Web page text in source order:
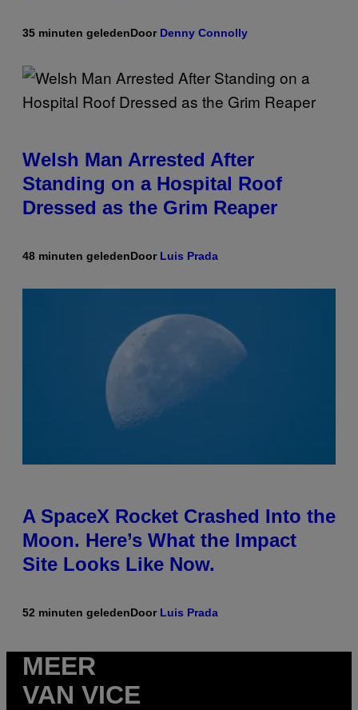
35 minuten geledenDoor Denny Connolly
Welsh Man Arrested After
Standing on a Hospital Roof
Dressed as the Grim Reaper
48 minuten geledenDoor Luis Prada
A SpaceX Rocket Crashed Into the
Moon. Here’s What the Impact
Site Looks Like Now.
52 minuten geledenDoor Luis Prada
MEER
VAN VICE